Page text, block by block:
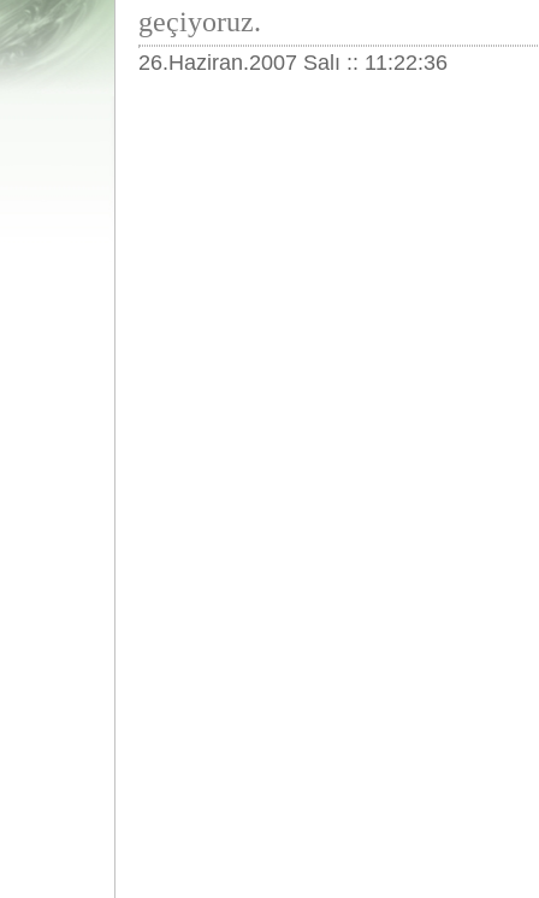
geçiyoruz.
26.Haziran.2007 Salı :: 11:22:36